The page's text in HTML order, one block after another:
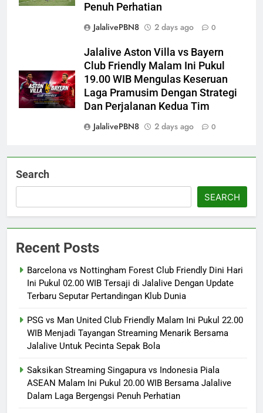
Penuh Perhatian
JalalivePBN8
2 days ago 0
Jalalive Aston Villa vs Bayern
Club Friendly Malam Ini Pukul
19.00 WIB Mengulas Keseruan
Laga Pramusim Dengan Strategi
Dan Perjalanan Kedua Tim
JalalivePBN8
2 days ago 0
Search
SEARCH
Recent Posts
Barcelona vs Nottingham Forest Club Friendly Dini Hari
Ini Pukul 02.00 WIB Tersaji di Jalalive Dengan Update
Terbaru Seputar Pertandingan Klub Dunia
PSG vs Man United Club Friendly Malam Ini Pukul 22.00
WIB Menjadi Tayangan Streaming Menarik Bersama
Jalalive Untuk Pecinta Sepak Bola
Saksikan Streaming Singapura vs Indonesia Piala
ASEAN Malam Ini Pukul 20.00 WIB Bersama Jalalive
Dalam Laga Bergengsi Penuh Perhatian